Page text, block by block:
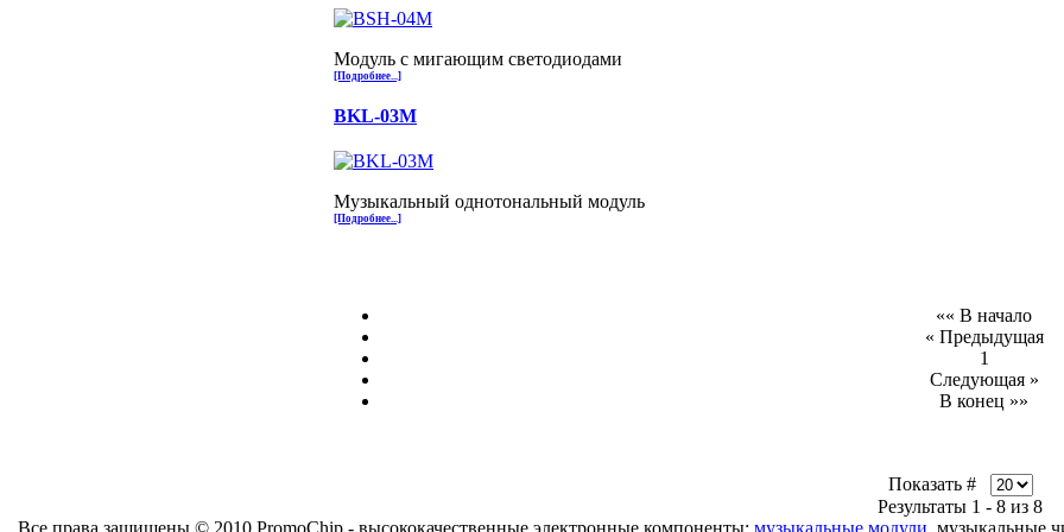
Модуль с мигающим светодиодами
[Подробнее...]
BKL-03M
Музыкальный однотональный модуль
[Подробнее...]
«« В начало
« Предыдущая
1
Следующая »
В конец »»
Показать #
Результаты 1 - 8 из 8
Все права защищены © 2010 PromoChip - высококачественные электронные компоненты: музыкальные модули , музыкальные